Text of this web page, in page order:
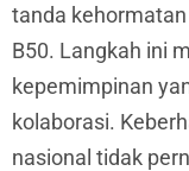
tanda
B50. Langkah ini
kepemimpinan
kolaborasi.
nasional tidak